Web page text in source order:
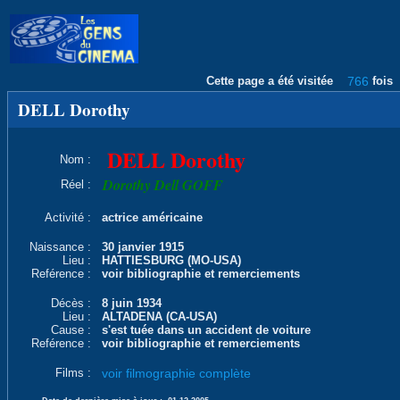
Cette page a été visitée 766 fois
DELL Dorothy
Nom : DELL Dorothy
Réel : Dorothy Dell GOFF
Activité : actrice américaine
Naissance :
30 janvier 1915
Lieu :
HATTIESBURG (MO-USA)
Reférence :
voir bibliographie et remerciements
Décès :
8 juin 1934
Lieu :
ALTADENA (CA-USA)
Cause :
s'est tuée dans un accident de voiture
Reférence :
voir bibliographie et remerciements
Films : voir filmographie complète